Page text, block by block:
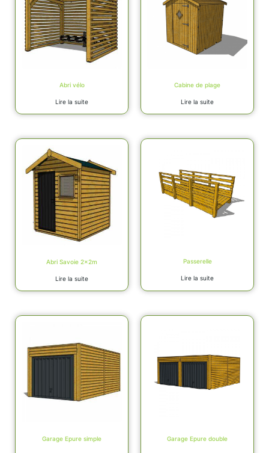
Abri vélo
Lire la suite
Cabine de plage
Lire la suite
Abri Savoie 2x2m
Lire la suite
Passerelle
Lire la suite
Garage Epure simple Garage Epure double